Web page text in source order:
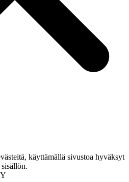
käyttämällä sivustoa hyväksyt
sisällön.